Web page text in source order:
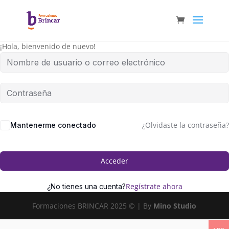
¡Hola, bienvenido de nuevo!
Mantenerme conectado ¿Olvidaste la contraseña?
Acceder
¿No tienes una cuenta?Regístrate ahora
Formaciones BRINCAR 2025 © | By Mino Studio